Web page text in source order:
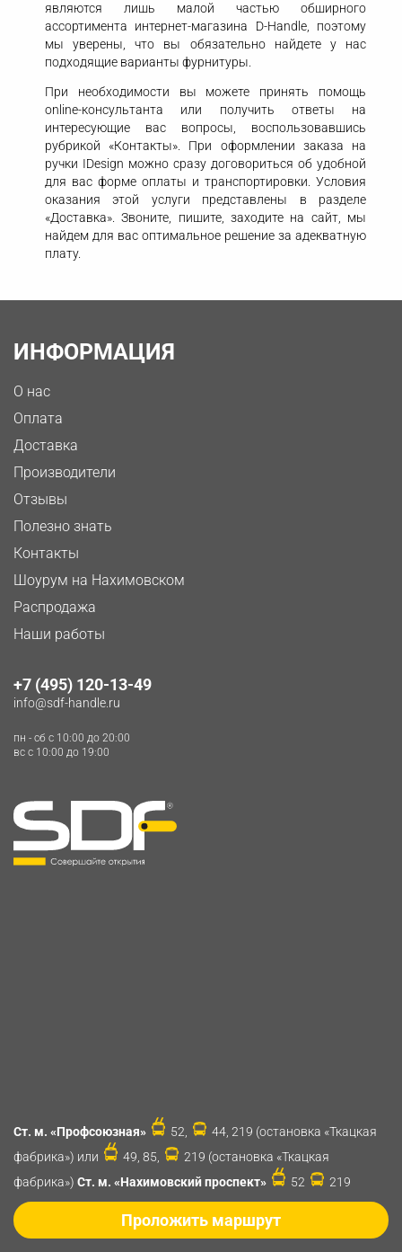
являются лишь малой частью обширного
ассортимента интернет-магазина D-Handle, поэтому
мы уверены, что вы обязательно найдете у нас
подходящие варианты фурнитуры.
При необходимости вы можете принять помощь
online-консультанта или получить ответы на
интересующие вас вопросы, воспользовавшись
рубрикой «Контакты». При оформлении заказа на
ручки IDesign можно сразу договориться об удобной
для вас форме оплаты и транспортировки. Условия
оказания этой услуги представлены в разделе
«Доставка». Звоните, пишите, заходите на сайт, мы
найдем для вас оптимальное решение за адекватную
плату.
ИНФОРМАЦИЯ
О нас
Оплата
Доставка
Производители
Отзывы
Полезно знать
Контакты
Шоурум на Нахимовском
Распродажа
Наши работы
+7 (495) 120-13-49
info@sdf-handle.ru
пн - сб c 10:00 до 20:00
вс c 10:00 до 19:00
Ст. м. «Профсоюзная» 52,
44, 219 (остановка «Ткацкая
фабрика») или
49, 85,
219 (остановка «Ткацкая
фабрика») Ст. м. «Нахимовский проспект» 52 219
Проложить маршрут